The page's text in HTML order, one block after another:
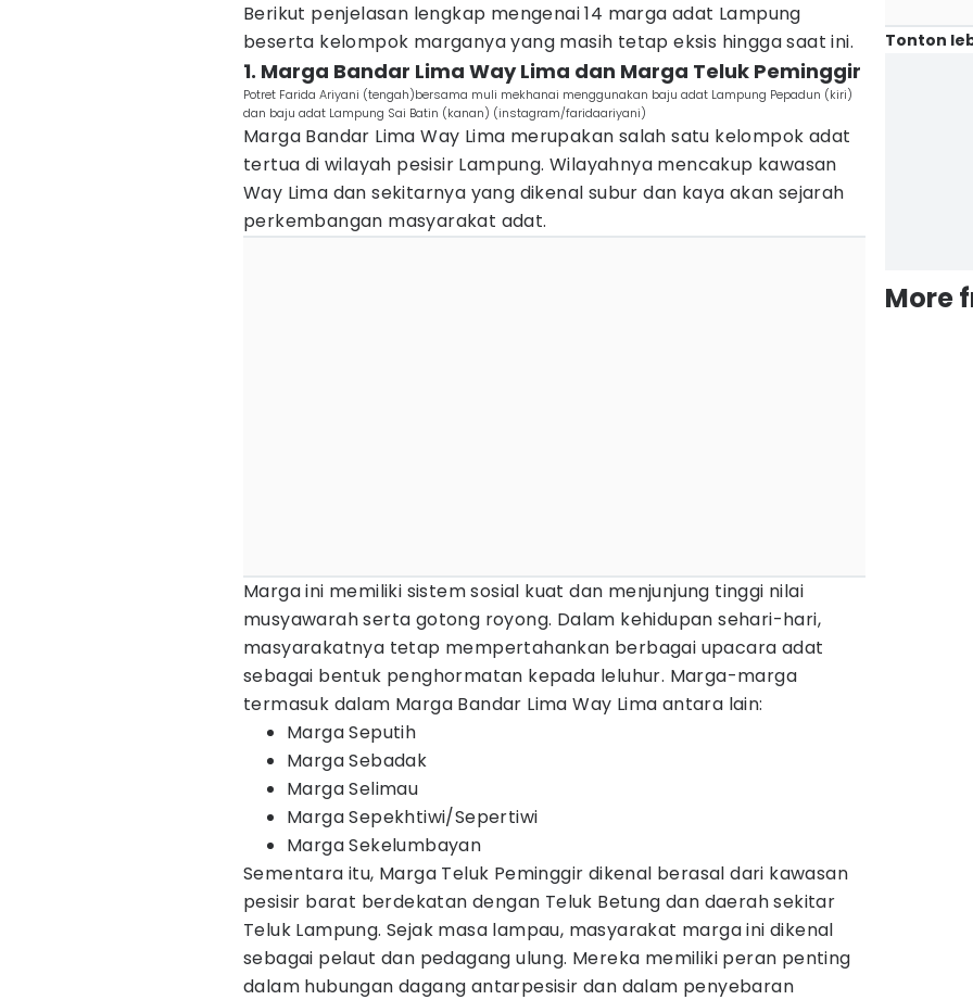
Berikut penjelasan lengkap mengenai 14 marga adat Lampung
beserta kelompok marganya yang masih tetap eksis hingga saat ini.
1. Marga Bandar Lima Way Lima dan Marga Teluk Peminggir
Potret Farida Ariyani (tengah)bersama muli mekhanai menggunakan baju adat Lampung Pepadun (kiri)
dan baju adat Lampung Sai Batin (kanan) (instagram/faridaariyani)
Marga Bandar Lima Way Lima merupakan salah satu kelompok adat
tertua di wilayah pesisir Lampung. Wilayahnya mencakup kawasan
Way Lima dan sekitarnya yang dikenal subur dan kaya akan sejarah
perkembangan masyarakat adat.
Marga ini memiliki sistem sosial kuat dan menjunjung tinggi nilai
musyawarah serta gotong royong. Dalam kehidupan sehari-hari,
masyarakatnya tetap mempertahankan berbagai upacara adat
sebagai bentuk penghormatan kepada leluhur. Marga-marga
termasuk dalam Marga Bandar Lima Way Lima antara lain:
Marga Seputih
Marga Sebadak
Marga Selimau
Marga Sepekhtiwi/Sepertiwi
Marga Sekelumbayan
Sementara itu, Marga Teluk Peminggir dikenal berasal dari kawasan
pesisir barat berdekatan dengan Teluk Betung dan daerah sekitar
Teluk Lampung. Sejak masa lampau, masyarakat marga ini dikenal
sebagai pelaut dan pedagang ulung. Mereka memiliki peran penting
dalam hubungan dagang antarpesisir dan dalam penyebaran
Tonton
More